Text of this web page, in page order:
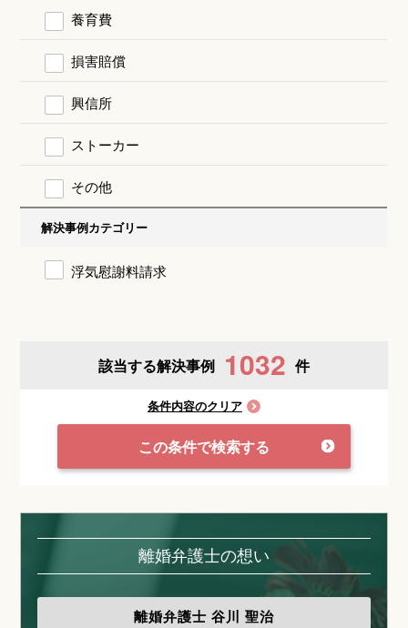
養育費
損害賠償
興信所
ストーカー
その他
解決事例カテゴリー
浮気慰謝料請求
該当する解決事例 1032 件
条件内容のクリア
この条件で検索する
離婚弁護士の想い
離婚弁護士 谷川 聖治